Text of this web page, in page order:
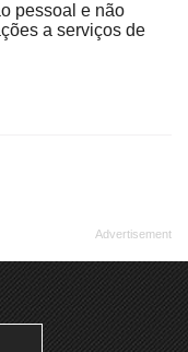
BEACH
pessoal e não
a serviços de